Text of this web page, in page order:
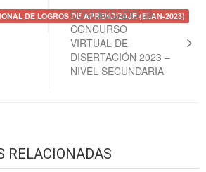
DE LOGROS DE APRENDIZAJE (ELAN-2023)
COMUNICADO: III
CONCURSO
VIRTUAL DE
DISERTACIÓN 2023 –
NIVEL SECUNDARIA
RELACIONADAS